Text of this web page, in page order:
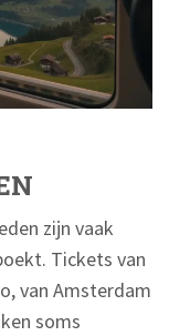
zijn vaak
Tickets van
van Amsterdam
soms